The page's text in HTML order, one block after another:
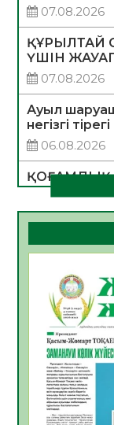
07.08.2026
ҚҰРЫЛТАЙ
ҮШІН
07.08.2026
Ауыл
негізгі тірегі
06.08.2026
ҚОҒАМДЫҚ
ДАМУЫНЫҢ
06.08.2026
ҚҰРЫЛТАЙ
06.08.2026
06.08.2026
Көкжөтел
06.08.2026